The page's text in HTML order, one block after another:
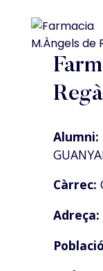
Alumni:
Càrrec:
Adreça: